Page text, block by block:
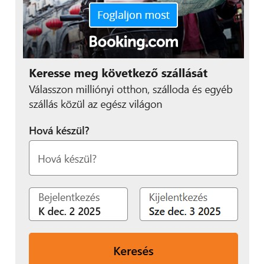
250 ezer forint körüli árat kell fizetnünk. Ez nem
kevés pénz, ám ha figyelembe vesszük a
konkurensek ajánlatát, akkor felfedezhetjük, hogy
mégis egy jutányos árral van dolgunk.
Philips PicoPic 3614[Teszt]
Sokat utazó üzletembereknek lehet kiváló ajándék a
Philips PicoPix sorozatának legújabb tagja. A 3614-es
apró méretével gyakorlatilag egy kistáskába is befér,
beépített akkumulátorának hála pedig akár egy
kültéri sátorban is rendelkezésre áll.